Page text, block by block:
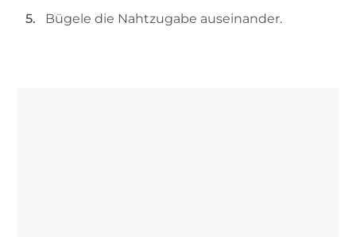
Bügele die Nahtzugabe auseinander.